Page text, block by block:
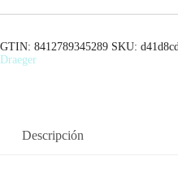
GTIN: 8412789345289 SKU:
Draeger
Descripción